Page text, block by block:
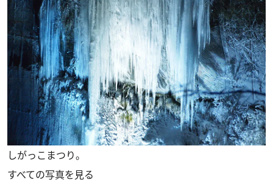
しがっこまつり。
すべての写真を見る